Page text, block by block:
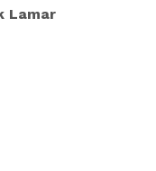
Lamar